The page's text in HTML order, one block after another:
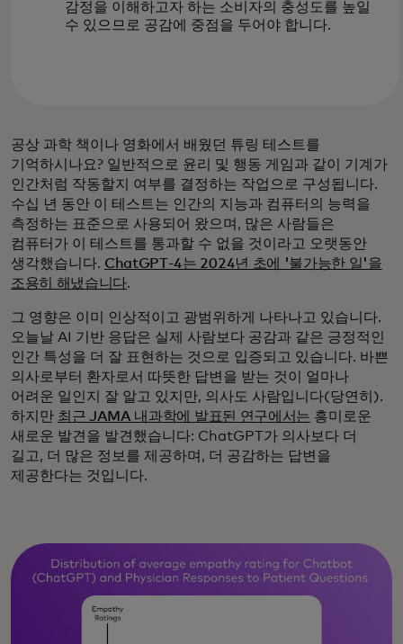
감정을 이해하고자 하는 소비자의 충성도를 높일
수 있으므로 공감에 중점을 두어야 합니다.
공상 과학 책이나 영화에서 배웠던 튜링 테스트를
기억하시나요? 일반적으로 윤리 및 행동 게임과 같이 기계가
인간처럼 작동할지 여부를 결정하는 작업으로 구성됩니다.
수십 년 동안 이 테스트는 인간의 지능과 컴퓨터의 능력을
측정하는 표준으로 사용되어 왔으며, 많은 사람들은
컴퓨터가 이 테스트를 통과할 수 없을 것이라고 오랫동안
생각했습니다. ChatGPT-4는 2024년 초에 '불가능한 일'을
조용히 해냈습니다.
그 영향은 이미 인상적이고 광범위하게 나타나고 있습니다.
오늘날 AI 기반 응답은 실제 사람보다 공감과 같은 긍정적인
인간 특성을 더 잘 표현하는 것으로 입증되고 있습니다. 바쁜
의사로부터 환자로서 따뜻한 답변을 받는 것이 얼마나
어려운 일인지 잘 알고 있지만, 의사도 사람입니다(당연히).
하지만 최근 JAMA 내과학에 발표된 연구에서는 흥미로운
새로운 발견을 발견했습니다: ChatGPT가 의사보다 더
길고, 더 많은 정보를 제공하며, 더 공감하는 답변을
제공한다는 것입니다.